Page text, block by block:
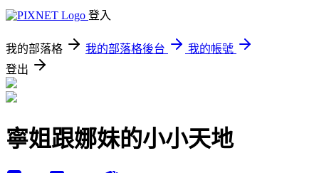
登入
我的部落格 我的部落格後台
我的帳號
登出
寧姐跟娜妹的小小天地